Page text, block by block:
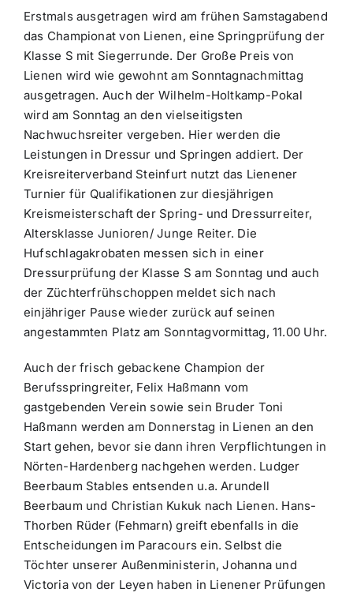
Erstmals ausgetragen wird am frühen Samstagabend
das Championat von Lienen, eine Springprüfung der
Klasse S mit Siegerrunde. Der Große Preis von
Lienen wird wie gewohnt am Sonntagnachmittag
ausgetragen. Auch der Wilhelm-Holtkamp-Pokal
wird am Sonntag an den vielseitigsten
Nachwuchsreiter vergeben. Hier werden die
Leistungen in Dressur und Springen addiert. Der
Kreisreiterverband Steinfurt nutzt das Lienener
Turnier für Qualifikationen zur diesjährigen
Kreismeisterschaft der Spring- und Dressurreiter,
Altersklasse Junioren/ Junge Reiter. Die
Hufschlagakrobaten messen sich in einer
Dressurprüfung der Klasse S am Sonntag und auch
der Züchterfrühschoppen meldet sich nach
einjähriger Pause wieder zurück auf seinen
angestammten Platz am Sonntagvormittag, 11.00 Uhr.
Auch der frisch gebackene Champion der
Berufsspringreiter, Felix Haßmann vom
gastgebenden Verein sowie sein Bruder Toni
Haßmann werden am Donnerstag in Lienen an den
Start gehen, bevor sie dann ihren Verpflichtungen in
Nörten-Hardenberg nachgehen werden. Ludger
Beerbaum Stables entsenden u.a. Arundell
Beerbaum und Christian Kukuk nach Lienen. Hans-
Thorben Rüder (Fehmarn) greift ebenfalls in die
Entscheidungen im Paracours ein. Selbst die
Töchter unserer Außenministerin, Johanna und
Victoria von der Leyen haben in Lienener Prüfungen